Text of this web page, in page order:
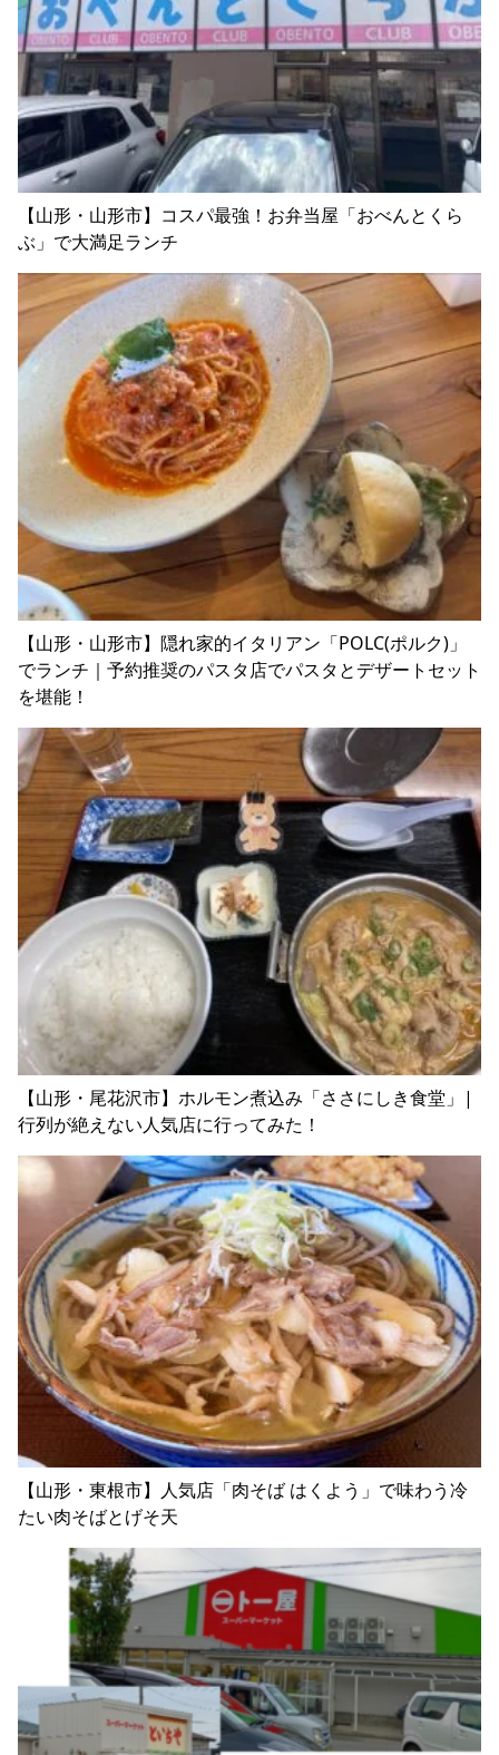
【山形・山形市】コスパ最強！お弁当屋「おべんとくら
ぶ」で大満足ランチ
【山形・山形市】隠れ家的イタリアン「POLC(ポルク)」
でランチ｜予約推奨のパスタ店でパスタとデザートセット
を堪能！
【山形・尾花沢市】ホルモン煮込み「ささにしき食堂」|
行列が絶えない人気店に行ってみた！
【山形・東根市】人気店「肉そば はくよう」で味わう冷
たい肉そばとげそ天